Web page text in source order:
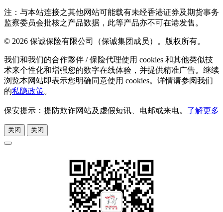
注：与本站连接之其他网站可能载有未经香港证券及期货事务
监察委员会批核之产品数据，此等产品亦不可在港发售。
© 2026 保诚保险有限公司（保诚集团成员）。版权所有。
我们和我们的合作夥伴 / 保险代理使用 cookies 和其他类似技
术来个性化和增强您的数字在线体验，并提供精准广告。继续
浏览本网站即表示您明确同意使用 cookies。详情请参阅我们
的私隐政策。
保安提示：提防欺诈网站及虚假短讯、电邮或来电。 了解更多
关闭 关闭